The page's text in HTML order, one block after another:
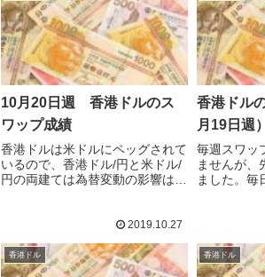
10月20日週 香港ドルのス
ワップ成績
香港ドルは米ドルにペッグされて
いるので、香港ドル/円と米ドル/
円の両建ては為替変動の影響はほ
プの増減が大きくその点では逆に
プのマイナス幅が大きくなりS...
2019.10.27
香港ドル
月19日週）
毎週スワッ
ませんが、
ました。毎
続けられる
は自然じゃ
何...
香港ドル 香港ドル